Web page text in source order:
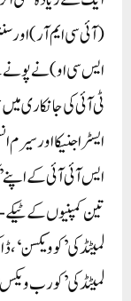
(آئی سی ایم آر) اور
ایس سی او) نے پونے
ٹی آئی کی جانکاری
ایسٹراجنیکا اور
ایس آئی آئی کے
تین کمپنیوں کے
لمیٹڈ کی
لمیٹڈ کی ’کورب